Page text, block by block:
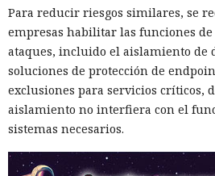
Para reducir riesgos similares, se
empresas habilitar las funciones
ataques, incluido el aislamiento de
soluciones de protección de
exclusiones para servicios críticos,
aislamiento no interfiera con el
sistemas necesarios.